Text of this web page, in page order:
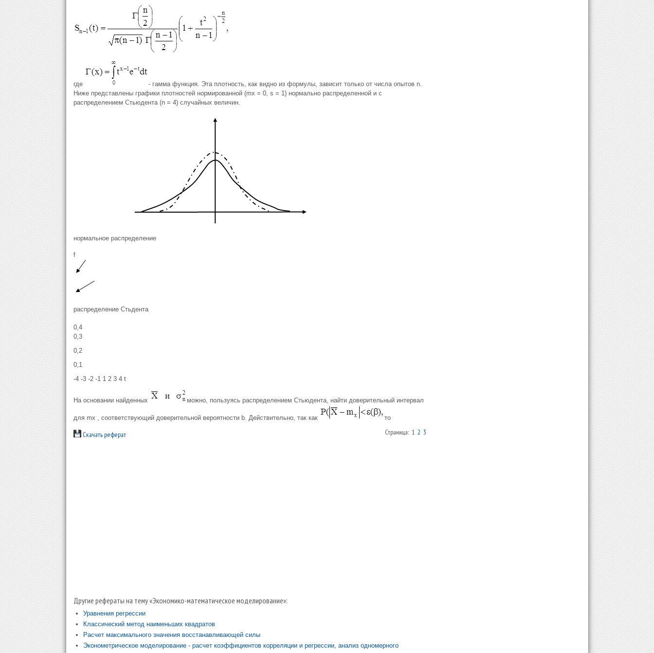
где
- гамма функция. Эта плотность, как видно из формулы, зависит только от числа опытов n.
Ниже представлены графики плотностей нормированной (mx = 0, s = 1) нормально распределенной и с
распределением Стьюдента (n = 4) случайных величин.
нормальное распределение
f
распределение Стьдента
0,4
0,3
0,2
0,1
-4 -3 -2 -1 1 2 3 4 t
На основании найденных можно, пользуясь распределением Стьюдента, найти доверительный интервал
для mx , соответствующий доверительной вероятности b. Действительно, так как то
Скачать реферат Страница: 1 2 3
Другие рефераты на тему «Экономико-математическое моделирование»:
Уравнения регрессии
Классический метод наименьших квадратов
Расчет максимального значения восстанавливающей силы
Эконометрическое моделирование - расчет коэффициентов корреляции и регрессии, анализ одномерного